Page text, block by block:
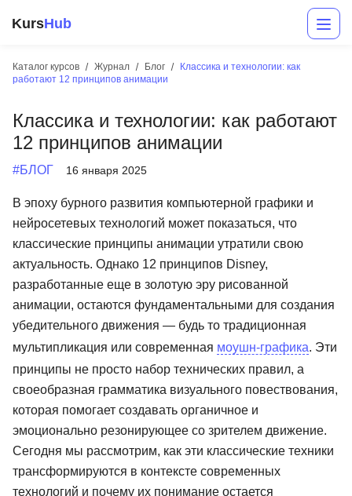
KursHub
Каталог курсов Журнал Блог
Классика и технологии: как
работают 12 принципов анимации
Классика и технологии: как работают
12 принципов анимации
#БЛОГ 16 января 2025
В эпоху бурного развития компьютерной графики и
нейросетевых технологий может показаться, что
классические принципы анимации утратили свою
актуальность. Однако 12 принципов Disney,
разработанные еще в золотую эру рисованной
анимации, остаются фундаментальными для создания
убедительного движения — будь то традиционная
мультипликация или современная моушн-графика. Эти
принципы не просто набор технических правил, а
своеобразная грамматика визуального повествования,
которая помогает создавать органичное и
эмоционально резонирующее со зрителем движение.
Сегодня мы рассмотрим, как эти классические техники
трансформируются в контексте современных
технологий и почему их понимание остается
Разработка
Маркетинг
Дизайн
Аналитика
Менеджмент
Иностранные языки
Soft Skills
ДПО
Детям